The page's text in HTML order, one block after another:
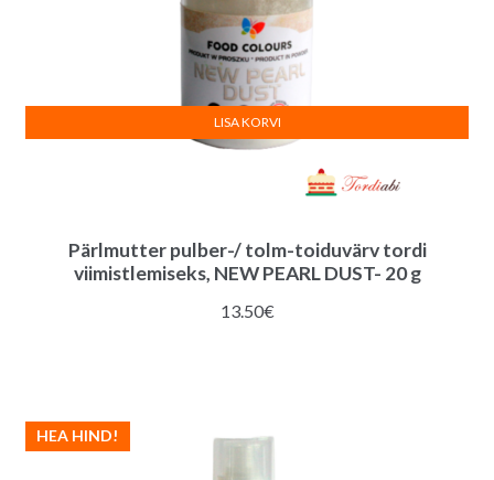
Pärlmutter pulber-/ tolm-toiduvärv tordi
viimistlemiseks, NEW PEARL DUST- 20 g
13.50€
LISA KORVI
HEA HIND!